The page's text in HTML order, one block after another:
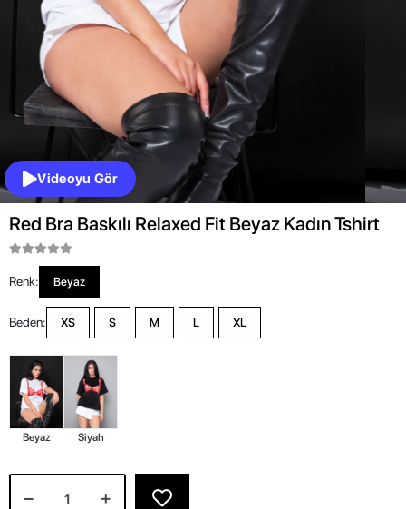
Videoyu Gör
Red Bra Baskılı Relaxed Fit Beyaz Kadın Tshirt
Renk: Beyaz
Beden: XS S M L XL
Beyaz Siyah